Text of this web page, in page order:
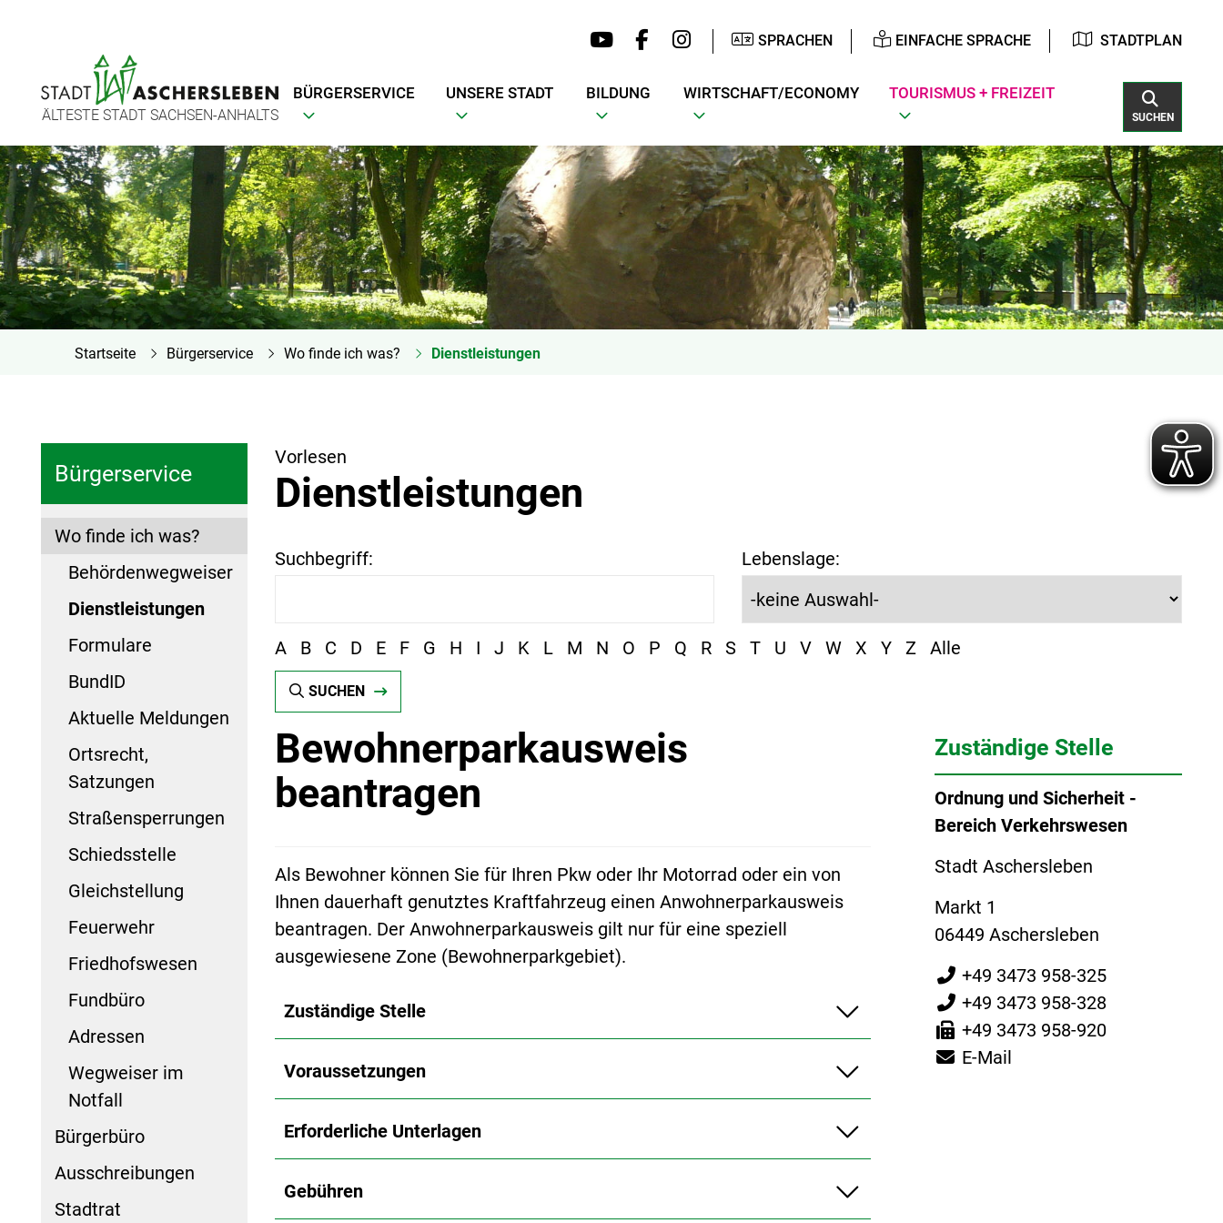
SPRACHEN EINFACHE SPRACHE STADTPLAN
ÄLTESTE STADT SACHSEN-ANHALTS
BÜRGERSERVICE UNSERE STADT BILDUNG WIRTSCHAFT/ECONOMY TOURISMUS + FREIZEIT
SUCHEN
Startseite Bürgerservice Wo finde ich was? Dienstleistungen
Bürgerservice
Wo finde ich was?
Behördenwegweiser
Dienstleistungen
Formulare
BundID
Aktuelle Meldungen
Ortsrecht,
Satzungen
Straßensperrungen
Schiedsstelle
Gleichstellung
Feuerwehr
Friedhofswesen
Fundbüro
Adressen
Wegweiser im
Notfall
Bürgerbüro
Ausschreibungen
Stadtrat
Vorlesen
Dienstleistungen
Suchbegriff: Lebenslage:
A B C D E F G H I J K L M N O P Q R S T U V W X Y Z Alle
SUCHEN
Bewohnerparkausweis
beantragen
Als Bewohner können Sie für Ihren Pkw oder Ihr Motorrad oder ein von
Ihnen dauerhaft genutztes Kraftfahrzeug einen Anwohnerparkausweis
beantragen. Der Anwohnerparkausweis gilt nur für eine speziell
ausgewiesene Zone (Bewohnerparkgebiet).
Zuständige Stelle
Voraussetzungen
Erforderliche Unterlagen
Gebühren
Zuständige Stelle
Ordnung und Sicherheit -
Bereich Verkehrswesen
Stadt Aschersleben
Markt 1
06449 Aschersleben
+49 3473 958-325
+49 3473 958-328
+49 3473 958-920
E-Mail